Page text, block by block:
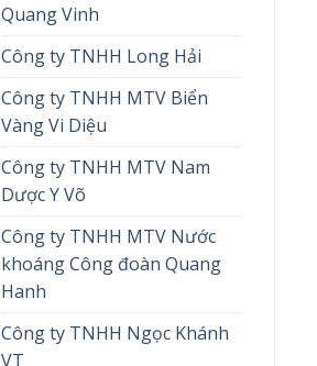
Quang Vinh
Công ty TNHH Long Hải
Công ty TNHH MTV Biển
Vàng Vi Diệu
Công ty TNHH MTV Nam
Dược Y Võ
Công ty TNHH MTV Nước
khoáng Công đoàn Quang
Hanh
Công ty TNHH Ngọc Khánh
VT